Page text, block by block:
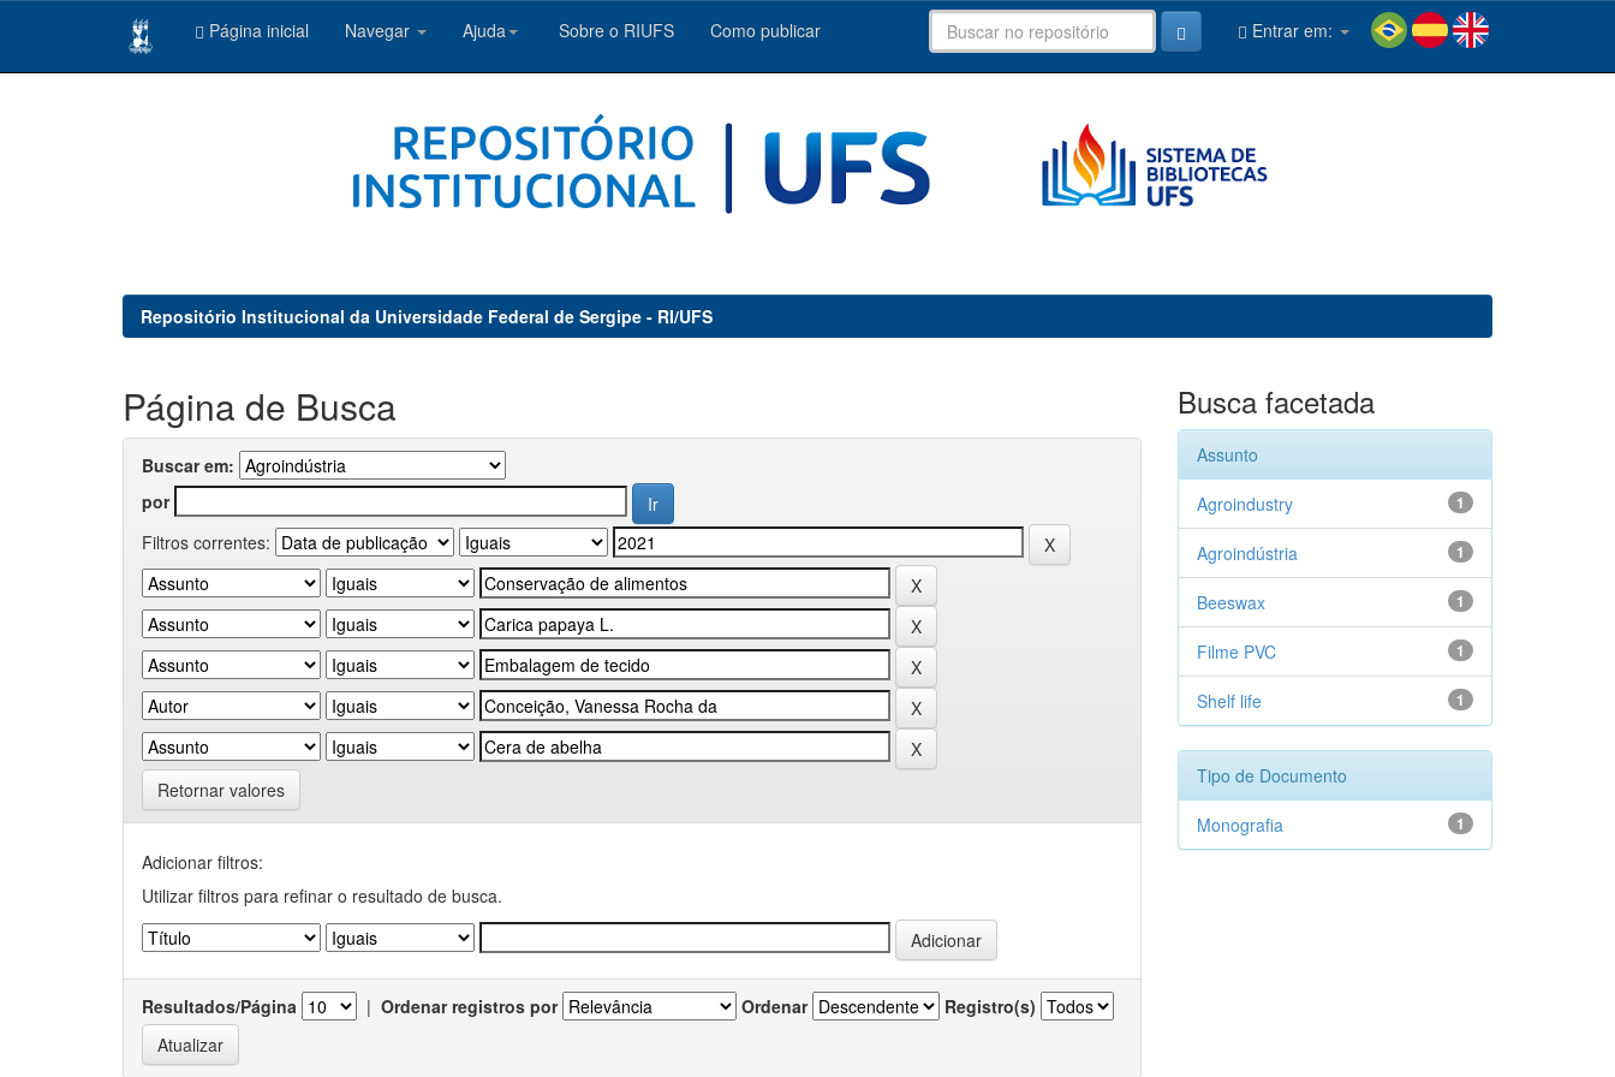
Página inicial Navegar Ajuda Sobre o RIUFS Como publicar Entrar em:
Repositório Institucional da Universidade Federal de Sergipe - RI/UFS
Página de Busca
Buscar em:
por
Filtros correntes:
Retornar valores
Adicionar filtros:
Utilizar filtros para refinar o resultado de busca.
Resultados/Página | Ordenar registros por Ordenar Registro(s)
Busca facetada
Assunto
1
Agroindustry
1
Agroindústria
1
Beeswax
1
Filme PVC
1
Shelf life
Tipo de Documento
1
Monografia